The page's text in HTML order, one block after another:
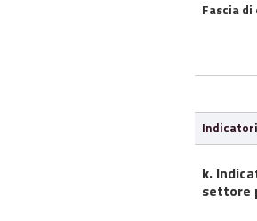
Fascia
Indicatori
k.
settore